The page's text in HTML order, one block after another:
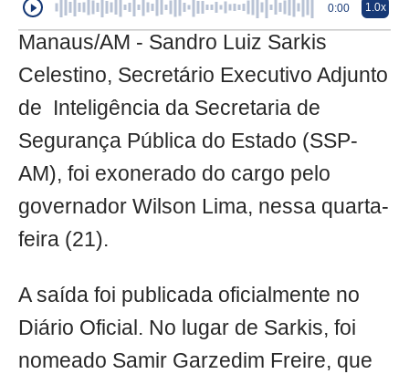
0:00 1.0x
Manaus/AM - Sandro Luiz Sarkis
Celestino, Secretário Executivo Adjunto
de Inteligência da Secretaria de
Segurança Pública do Estado (SSP-
AM), foi exonerado do cargo pelo
governador Wilson Lima, nessa quarta-
feira (21).
A saída foi publicada oficialmente no
Diário Oficial. No lugar de Sarkis, foi
nomeado Samir Garzedim Freire, que